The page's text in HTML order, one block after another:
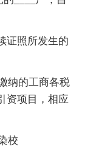
照所发生的
纳的工商各税
资项目，相应
校